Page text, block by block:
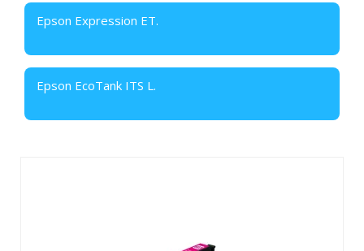
Epson Expression ET.
Epson EcoTank ITS L.